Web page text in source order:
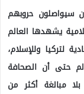
سيواصلون حروبهم
يشهدها العالم
لتركيا وللإسلام،
حتى أن الصحافة
مبالغة أكثر من